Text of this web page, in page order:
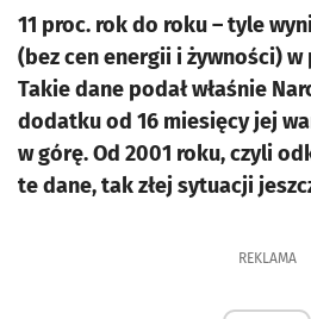
11 proc. rok do roku – tyle
(bez cen energii i żywności) w
Takie dane podał właśnie
dodatku od 16 miesięcy jej
w górę. Od 2001 roku, czyli
te dane, tak złej sytuacji
REKLAMA